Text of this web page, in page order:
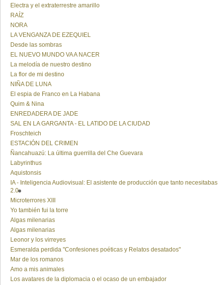
Electra y el extraterrestre amarillo
RAÍZ
NORA
LA VENGANZA DE EZEQUIEL
Desde las sombras
EL NUEVO MUNDO VA A NACER
La melodía de nuestro destino
La flor de mi destino
NIÑA DE LUNA
El espia de Franco en La Habana
Quim & Nina
ENREDADERA DE JADE
SAL EN LA GARGANTA - EL LATIDO DE LA CIUDAD
Froschteich
ESTACIÓN DEL CRIMEN
Ñancahuazú: La última guerrilla del Che Guevara
Labyrinthus
Aquistonsis
IA - Inteligencia Audiovisual: El asistente de producción que tanto necesitabas
2.0
Microterrores XIII
Yo también fui la torre
Algas milenarias
Algas milenarias
Leonor y los virreyes
Esmeralda perdida "Confesiones poéticas y Relatos desatados"
Mar de los romanos
Amo a mis animales
Los avatares de la diplomacia o el ocaso de un embajador